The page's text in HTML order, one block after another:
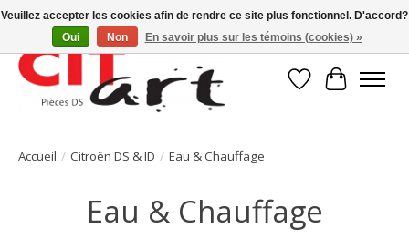
Liste dePanier
Accueil / Citroën DS & ID / Eau & Chauffage
Eau & Chauffage
Veuillez accepter les cookies afin de rendre ce site plus fonctionnel. D'accord?
Oui
Non En savoir plus sur les témoins (cookies) »